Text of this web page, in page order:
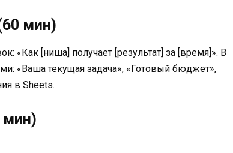
мин)
«Как [ниша] получает [результат] за [время]». В
«Ваша текущая задача», «Готовый бюджет»,
в Sheets.
мин)